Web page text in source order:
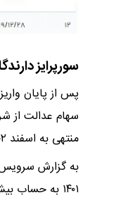
سورپرایز
سهام عدالت از
منتهی به اسفند ۱۴۰۲ می‌کند.
۱۴۰۱ به حساب بیش از ۴۴ میلیون دارنده سهام عدالت واریز و پرونده سود سهام عدالت در سال ۱۴۰۴ بسته شد.